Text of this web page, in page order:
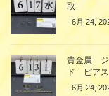
取
6月 24,
貴金属
ド ピア
6月 24,